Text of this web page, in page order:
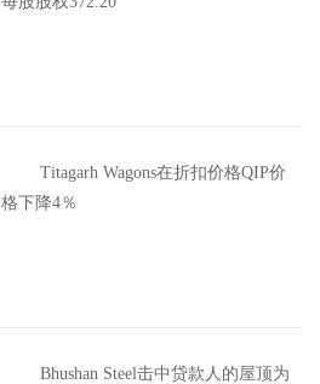
Titagarh Wagons在折扣价格QIP价
格下降4％
Bhushan Steel击中贷款人的屋顶为